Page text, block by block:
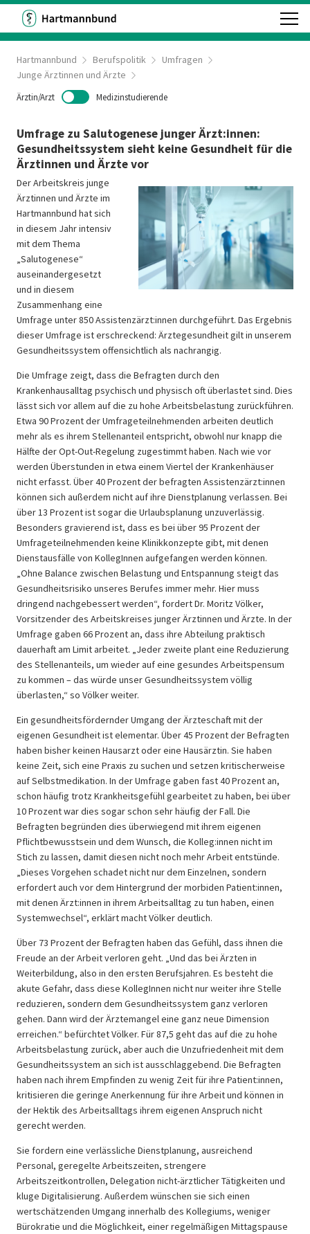
Hartmannbund Berufspolitik
Umfragen
Junge Ärztinnen und Ärzte
Ärztin/Arzt Medizinstudierende
Umfrage zu Salutogenese junger Ärzt:innen:
Gesundheitssystem sieht keine Gesundheit für die
Ärztinnen und Ärzte vor
Der Arbeitskreis junge
Ärztinnen und Ärzte im
Hartmannbund hat sich
in diesem Jahr intensiv
mit dem Thema
„Salutogenese“
auseinandergesetzt
und in diesem
Zusammenhang eine
Umfrage unter 850 Assistenzärzt:innen durchgeführt. Das Ergebnis
dieser Umfrage ist erschreckend: Ärztegesundheit gilt in unserem
Gesundheitssystem offensichtlich als nachrangig.
Die Umfrage zeigt, dass die Befragten durch den
Krankenhausalltag psychisch und physisch oft überlastet sind. Dies
lässt sich vor allem auf die zu hohe Arbeitsbelastung zurückführen.
Etwa 90 Prozent der Umfrageteilnehmenden arbeiten deutlich
mehr als es ihrem Stellenanteil entspricht, obwohl nur knapp die
Hälfte der Opt-Out-Regelung zugestimmt haben. Nach wie vor
werden Überstunden in etwa einem Viertel der Krankenhäuser
nicht erfasst. Über 40 Prozent der befragten Assistenzärzt:innen
können sich außerdem nicht auf ihre Dienstplanung verlassen. Bei
über 13 Prozent ist sogar die Urlaubsplanung unzuverlässig.
Besonders gravierend ist, dass es bei über 95 Prozent der
Umfrageteilnehmenden keine Klinikkonzepte gibt, mit denen
Dienstausfälle von KollegInnen aufgefangen werden können.
„Ohne Balance zwischen Belastung und Entspannung steigt das
Gesundheitsrisiko unseres Berufes immer mehr. Hier muss
dringend nachgebessert werden“, fordert Dr. Moritz Völker,
Vorsitzender des Arbeitskreises junger Ärztinnen und Ärzte. In der
Umfrage gaben 66 Prozent an, dass ihre Abteilung praktisch
dauerhaft am Limit arbeitet. „Jeder zweite plant eine Reduzierung
des Stellenanteils, um wieder auf eine gesundes Arbeitspensum
zu kommen – das würde unser Gesundheitssystem völlig
überlasten,“ so Völker weiter.
Ein gesundheitsfördernder Umgang der Ärzteschaft mit der
eigenen Gesundheit ist elementar. Über 45 Prozent der Befragten
haben bisher keinen Hausarzt oder eine Hausärztin. Sie haben
keine Zeit, sich eine Praxis zu suchen und setzen kritischerweise
auf Selbstmedikation. In der Umfrage gaben fast 40 Prozent an,
schon häufig trotz Krankheitsgefühl gearbeitet zu haben, bei über
10 Prozent war dies sogar schon sehr häufig der Fall. Die
Befragten begründen dies überwiegend mit ihrem eigenen
Pflichtbewusstsein und dem Wunsch, die Kolleg:innen nicht im
Stich zu lassen, damit diesen nicht noch mehr Arbeit entstünde.
„Dieses Vorgehen schadet nicht nur dem Einzelnen, sondern
erfordert auch vor dem Hintergrund der morbiden Patient:innen,
mit denen Ärzt:innen in ihrem Arbeitsalltag zu tun haben, einen
Systemwechsel“, erklärt macht Völker deutlich.
Über 73 Prozent der Befragten haben das Gefühl, dass ihnen die
Freude an der Arbeit verloren geht. „Und das bei Ärzten in
Weiterbildung, also in den ersten Berufsjahren. Es besteht die
akute Gefahr, dass diese KollegInnen nicht nur weiter ihre Stelle
reduzieren, sondern dem Gesundheitssystem ganz verloren
gehen. Dann wird der Ärztemangel eine ganz neue Dimension
erreichen.“ befürchtet Völker. Für 87,5 geht das auf die zu hohe
Arbeitsbelastung zurück, aber auch die Unzufriedenheit mit dem
Gesundheitssystem an sich ist ausschlaggebend. Die Befragten
haben nach ihrem Empfinden zu wenig Zeit für ihre Patient:innen,
kritisieren die geringe Anerkennung für ihre Arbeit und können in
der Hektik des Arbeitsalltags ihrem eigenen Anspruch nicht
gerecht werden.
Sie fordern eine verlässliche Dienstplanung, ausreichend
Personal, geregelte Arbeitszeiten, strengere
Arbeitszeitkontrollen, Delegation nicht-ärztlicher Tätigkeiten und
kluge Digitalisierung. Außerdem wünschen sie sich einen
wertschätzenden Umgang innerhalb des Kollegiums, weniger
Bürokratie und die Möglichkeit, einer regelmäßigen Mittagspause